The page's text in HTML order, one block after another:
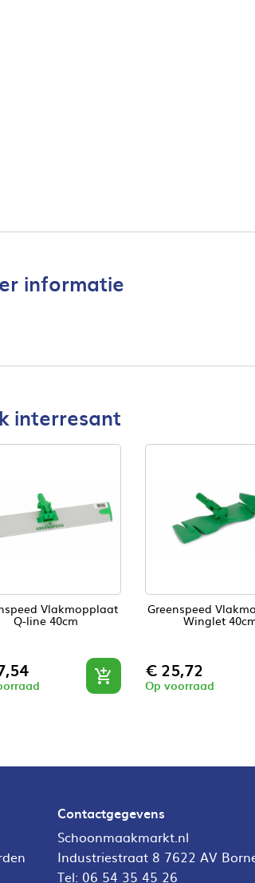
informatie
interresant
Vlakmopplaat
Q-line 40cm

Greenspeed
Winglet
Prijs
€ 25,72
Op voorraad
Contactgegevens
Schoonmaakmarkt.nl
Industriestraat 8 7622 AV
Tel: 06 54 35 45 26